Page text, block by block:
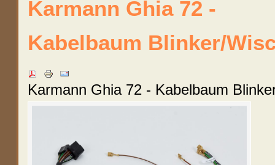
Karmann Ghia 72 -
Kabelbaum Blinker/
Karmann Ghia 72 - Kabelbaum